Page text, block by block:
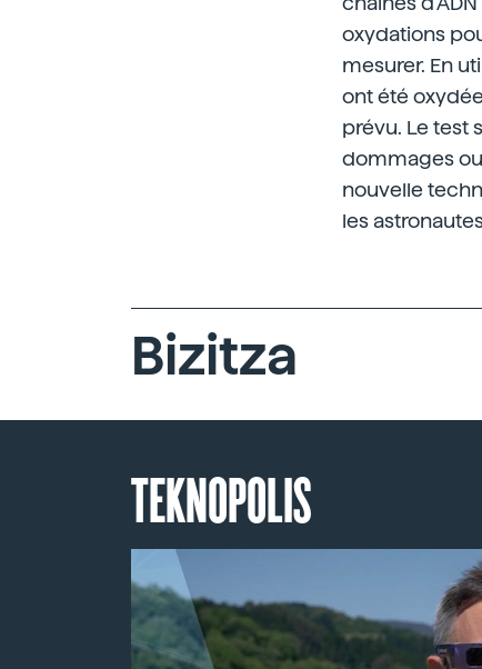
oxydations
mesurer. En
ont été
prévu. Le test
dommages
nouvelle
les
Bizitza
TEKNOPOLIS